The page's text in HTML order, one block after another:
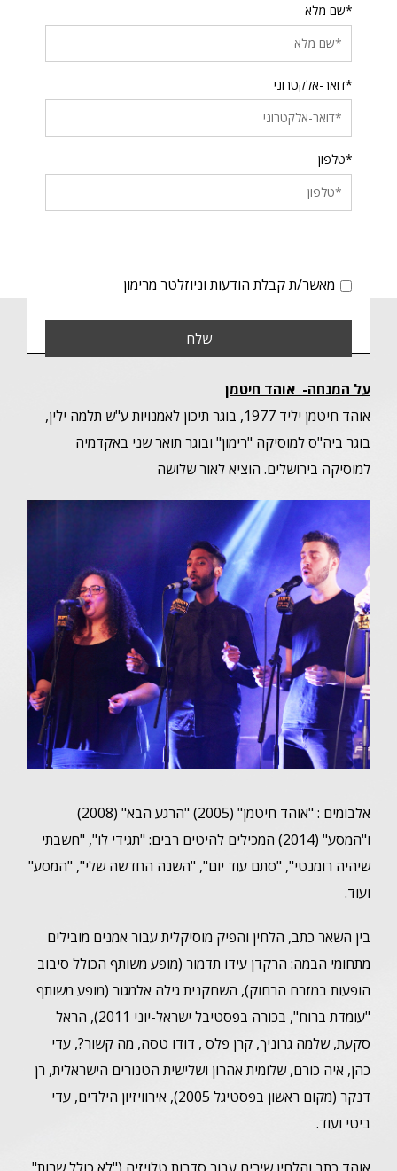
*שם מלא
*דואר-אלקטרוני
*טלפון
מאשר/ת קבלת הודעות וניוזלטר מרימון
על המנחה- אוהד חיטמן
אוהד חיטמן יליד 1977, בוגר תיכון לאמנויות ע"ש תלמה ילין,
בוגר ביה"ס למוסיקה "רימון" ובוגר תואר שני באקדמיה
למוסיקה בירושלים. הוציא לאור שלושה
אלבומים : "אוהד חיטמן" (2005) "הרגע הבא" (2008)
ו"המסע" (2014) המכילים להיטים רבים: "תגידי לו", "חשבתי
שיהיה רומנטי", "סתם עוד יום", "השנה החדשה שלי", "המסע"
ועוד.
בין השאר כתב, הלחין והפיק מוסיקלית עבור אמנים מובילים
מתחומי הבמה: הרקדן עידו תדמור (מופע משותף הכולל סיבוב
הופעות במזרח הרחוק), השחקנית גילה אלמגור (מופע משותף
"עומדת ברוח", בכורה בפסטיבל ישראל-יוני 2011), הראל
סקעת, שלמה גרוניך, קרן פלס , דודו טסה, מה קשור?, עדי
כהן, איה כורם, שלומית אהרון ושלישית הטנורים הישראלית, רן
דנקר (מקום ראשון בפסטיגל 2005), אירוויזיון הילדים, עדי
ביטי ועוד.